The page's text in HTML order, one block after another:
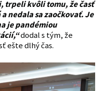
trpeli kvôli tomu, že časť
nedala sazaočkovať. Je
je pandémiou
dodal s tým, že
ešte dlhý čas.